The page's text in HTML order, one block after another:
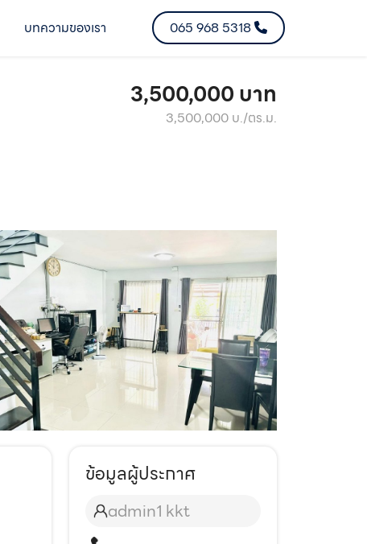
บทความของเรา 065 968 5318
3,500,000 บาท
3,500,000 บ./ตร.ม.
ข้อมูลผู้ประกาศ
admin1 kkt